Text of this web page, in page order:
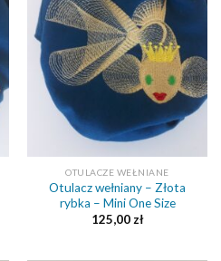
OTULACZE WEŁNIANE
Otulacz wełniany – Złota
rybka – Mini One Size
125,00 zł